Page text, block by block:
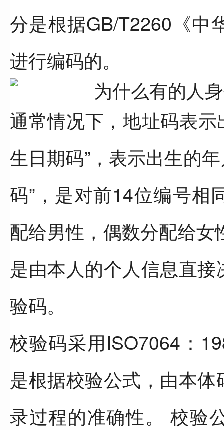
分是根据GB/T2260《中
进行编码的。
通常情况下，地址码表
生日期码”，表示出生的
码”，是对前14位编号相
配给男性，偶数分配给
是由本人的个人信息直
验码。
校验码采用ISO7064：
是根据校验公式，由本
录过程的准确性。 校验